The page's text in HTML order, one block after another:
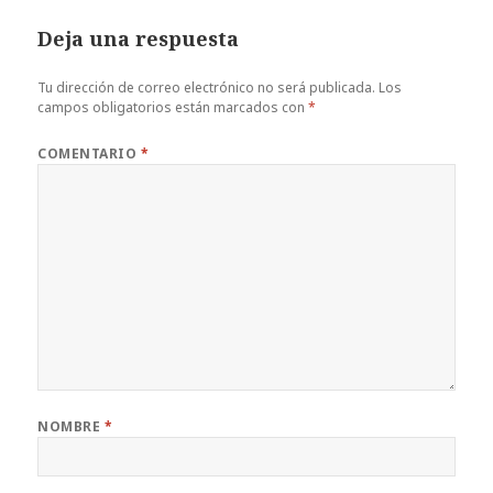
Deja una respuesta
Tu dirección de correo electrónico no será publicada. Los
campos obligatorios están marcados con*
COMENTARIO *
NOMBRE *